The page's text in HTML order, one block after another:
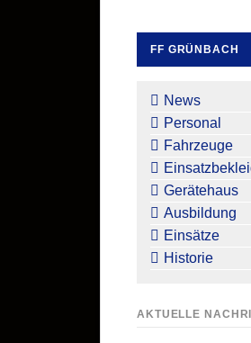
FF GRÜNBACH
überspringen
News
Personal
Fahrzeuge
Gerätehaus
Ausbildung
Einsätze
Historie
AKTUELLE